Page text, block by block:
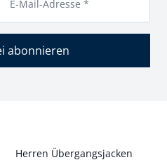
E-Mail-Adresse *
abonnieren
Herren Übergangsjacken